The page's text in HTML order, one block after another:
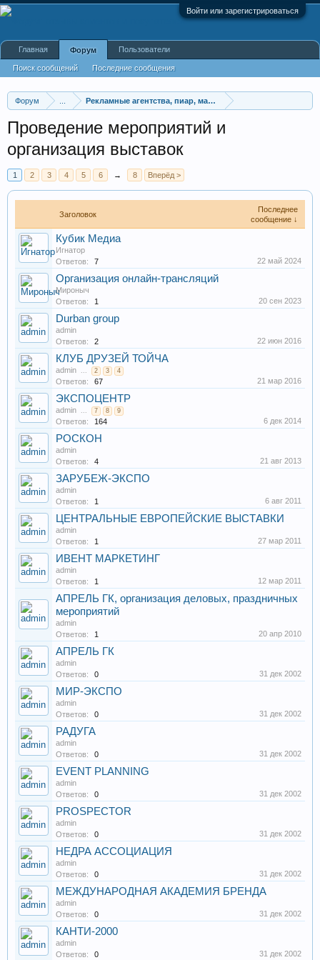
Войти или зарегистрироваться
Форум Рекламные агентства, пиар, маркетинг
Проведение мероприятий и
организация выставок
1 2 3 4 5 6 → 8 Вперёд >
Заголовок
Последнее
сообщение ↓
Кубик Медиа
Игнатор
Ответов:
7 22 май 2024
Организация онлайн-трансляций
Мироныч
Ответов:
1 20 сен 2023
Durban group
admin
Ответов:
2 22 июн 2016
КЛУБ ДРУЗЕЙ ТОЙЧА
admin ... 2 3 4
Ответов: 67 21 мар 2016
ЭКСПОЦЕНТР
admin ... 7 8 9
Ответов: 164 6 дек 2014
РОСКОН
admin
Ответов:
4 21 авг 2013
ЗАРУБЕЖ-ЭКСПО
admin
Ответов:
1 6 авг 2011
ЦЕНТРАЛЬНЫЕ ЕВРОПЕЙСКИЕ ВЫСТАВКИ
admin
Ответов:
1 27 мар 2011
ИВЕНТ МАРКЕТИНГ
admin
Ответов:
1 12 мар 2011
АПРЕЛЬ ГК, организация деловых, праздничных
мероприятий
admin
Ответов:
1 20 апр 2010
АПРЕЛЬ ГК
admin
Ответов:
0 31 дек 2002
МИР-ЭКСПО
admin
Ответов:
0 31 дек 2002
РАДУГА
admin
Ответов:
0 31 дек 2002
EVENT PLANNING
admin
Ответов:
0 31 дек 2002
PROSPECTOR
admin
Ответов:
0 31 дек 2002
НЕДРА АССОЦИАЦИЯ
admin
Ответов:
0 31 дек 2002
МЕЖДУНАРОДНАЯ АКАДЕМИЯ БРЕНДА
admin
Ответов:
0 31 дек 2002
КАНТИ-2000
admin
Ответов:
0 31 дек 2002
Главная Форум
Поиск сообщений Последние сообщения
Пользователи